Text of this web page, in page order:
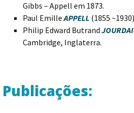
Gibbs – Appell em 1873.
Paul EmilleAPPELL (1855
Philip Edward Butrand
Cambridge, Inglaterra.
Publicações: